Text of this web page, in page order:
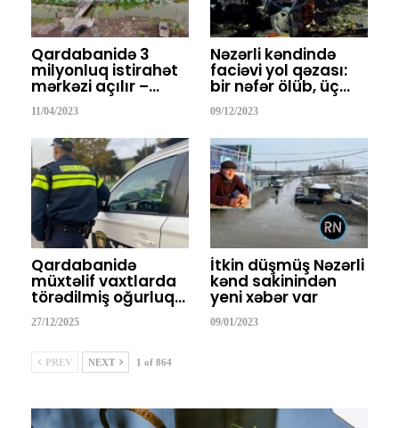
Qardabanidə 3
milyonluq istirahət
mərkəzi açılır –…
11/04/2023
Nəzərli kəndində
faciəvi yol qəzası:
bir nəfər ölüb, üç…
09/12/2023
Qardabanidə
müxtəlif vaxtlarda
törədilmiş oğurluq…
27/12/2025
İtkin düşmüş Nəzərli
kənd sakinindən
yeni xəbər var
09/01/2023
PREV NEXT 1 of 864